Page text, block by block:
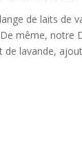
de laits de
même, notre
de lavande,